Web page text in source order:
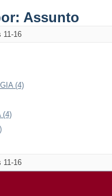
Assunto
11-16
(4)
(4)
11-16